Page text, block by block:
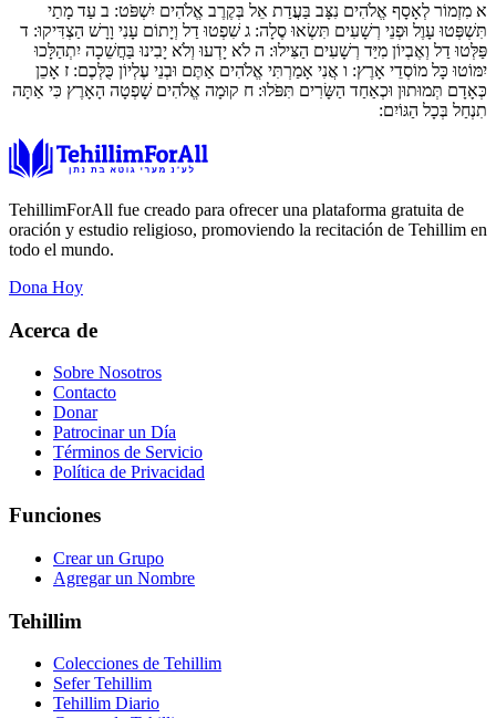
א מִזְמוֹר לְאָסָף אֱלֹהִים נִצָּב בַּעֲדַת אֵל בְּקֶרֶב אֱלֹהִים יִשְׁפֹּט: ב עַד מָתַי
תִּשְׁפְּטוּ עָוֶל וּפְנֵי רְשָׁעִים תִּשְׂאוּ סֶלָה: ג שִׁפְטוּ דַל וְיָתוֹם עָנִי וָרָשׁ הַצְדִּיקוּ: ד
פַּלְּטוּ דַל וְאֶבְיוֹן מִיַּד רְשָׁעִים הַצִּילוּ: ה לֹא יָדְעוּ וְלֹא יָבִינוּ בַּחֲשֵׁכָה יִתְהַלָּכוּ
יִמּוֹטוּ כָּל מוֹסְדֵי אָרֶץ: ו אֲ‍נִי אָמַרְתִּי אֱלֹהִים אַתֶּם וּבְנֵי עֶלְיוֹן כֻּלְּכֶם: ז אָכֵן
כְּאָדָם תְּמוּתוּן וּכְאַחַד הַשָּׂרִים תִּפֹּלוּ: ח קוּמָה אֱלֹהִים שָׁפְטָה הָאָרֶץ כִּי אַתָּה
תִנְחַל בְּכָל הַגּוֹיִם:
TehillimForAll fue creado para ofrecer una plataforma gratuita de
oración y estudio religioso, promoviendo la recitación de Tehillim en
todo el mundo.
Dona Hoy
Acerca de
Sobre Nosotros
Contacto
Donar
Patrocinar un Día
Términos de Servicio
Política de Privacidad
Funciones
Crear un Grupo
Agregar un Nombre
Tehillim
Colecciones de Tehillim
Sefer Tehillim
Tehillim Diario